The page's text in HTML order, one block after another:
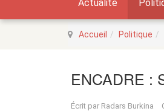
Actualité
Accueil Politique
ENCADRE :
Écrit par Radars Burkina